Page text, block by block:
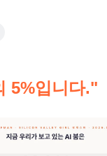
5%입니다."